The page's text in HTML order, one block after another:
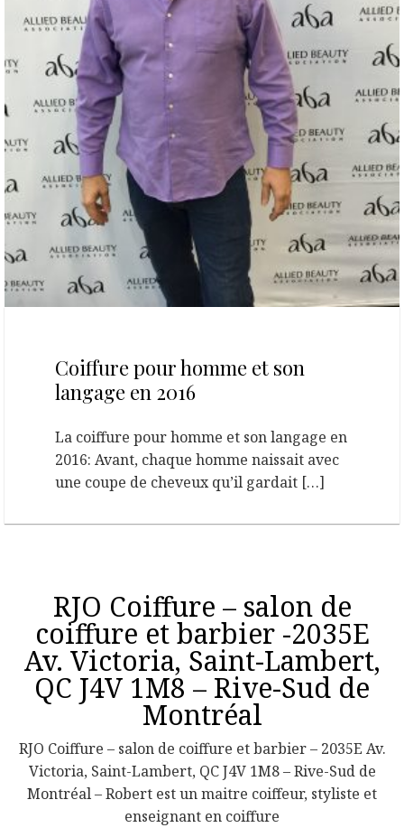
Coiffure pour homme et son
langage en 2016
La coiffure pour homme et son langage en
2016: Avant, chaque homme naissait avec
une coupe de cheveux qu’il gardait […]
RJO Coiffure – salon de
coiffure et barbier -2035E
Av. Victoria, Saint-Lambert,
QC J4V 1M8 – Rive-Sud de
Montréal
RJO Coiffure – salon de coiffure et barbier – 2035E Av.
Victoria, Saint-Lambert, QC J4V 1M8 – Rive-Sud de
Montréal – Robert est un maitre coiffeur, styliste et
enseignant en coiffure